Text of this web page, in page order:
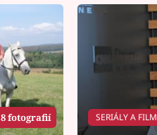
8 fotografií SERIÁLY A